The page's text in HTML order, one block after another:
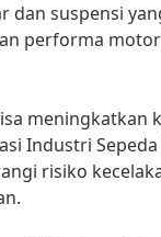
dan suspensi
performa motor
meningkatkan
Industri
risiko